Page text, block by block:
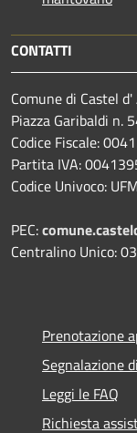
CONTATTI
Comune di Castel
Piazza Garibaldi n.
Codice Fiscale:
Partita IVA:
Codice Univoco:
PEC:
Centralino Unico:
Prenotazione
Segnalazione
Leggi le FAQ
Richiesta